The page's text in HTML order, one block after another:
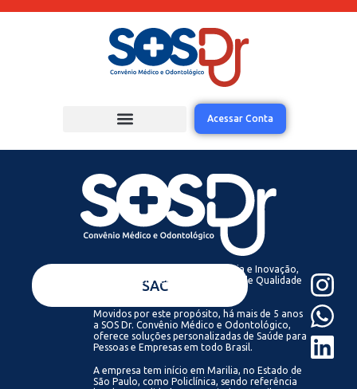
Acessar Conta
VENDASSAC
Acreditamos que com Tecnologia e Inovação,
todos podem ter acesso a Saúde de Qualidade
Movidos por este propósito, há mais de 5 anos
a SOS Dr. Convênio Médico e Odontológico,
oferece soluções personalizadas de Saúde para
Pessoas e Empresas em todo Brasil.
A empresa tem início em Marilia, no Estado de
São Paulo, como Policlínica, sendo referência